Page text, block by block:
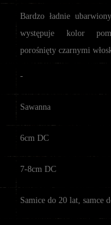
Bardzo ładnie
występuje kolor
porośnięty czarnymi
-
Sawanna
6cm DC
7-8cm DC
Samice do 20 lat, samce